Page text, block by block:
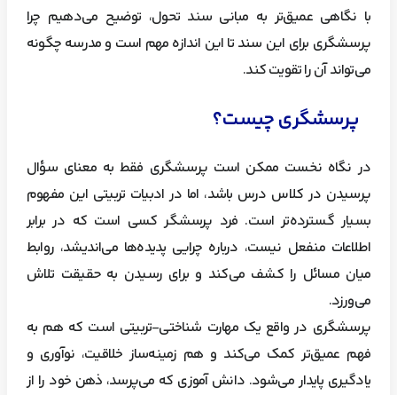
با نگاهی عمیق‌تر به مبانی سند تحول، توضیح می‌دهیم چرا
پرسشگری برای این سند تا این اندازه مهم است و مدرسه چگونه
می‌تواند آن را تقویت کند.
پرسشگری چیست؟
در نگاه نخست ممکن است پرسشگری فقط به معنای سؤال
پرسیدن در کلاس درس باشد، اما در ادبیات تربیتی این مفهوم
بسیار گسترده‌تر است. فرد پرسشگر کسی است که در برابر
اطلاعات منفعل نیست، درباره چرایی پدیده‌ها می‌اندیشد، روابط
میان مسائل را کشف می‌کند و برای رسیدن به حقیقت تلاش
می‌ورزد.
پرسشگری در واقع یک مهارت شناختی-تربیتی است که هم به
فهم عمیق‌تر کمک می‌کند و هم زمینه‌ساز خلاقیت، نوآوری و
یادگیری پایدار می‌شود. دانش آموزی که می‌پرسد، ذهن خود را از